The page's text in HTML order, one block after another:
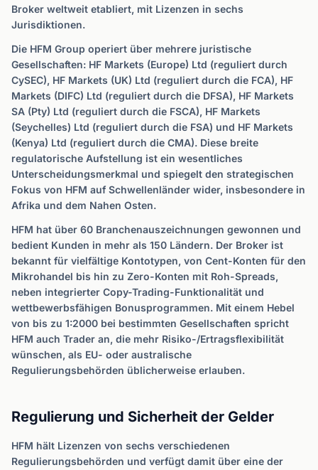
Broker weltweit etabliert, mit Lizenzen in sechs
Jurisdiktionen.
Die HFM Group operiert über mehrere juristische
Gesellschaften: HF Markets (Europe) Ltd (reguliert durch
CySEC), HF Markets (UK) Ltd (reguliert durch die FCA), HF
Markets (DIFC) Ltd (reguliert durch die DFSA), HF Markets
SA (Pty) Ltd (reguliert durch die FSCA), HF Markets
(Seychelles) Ltd (reguliert durch die FSA) und HF Markets
(Kenya) Ltd (reguliert durch die CMA). Diese breite
regulatorische Aufstellung ist ein wesentliches
Unterscheidungsmerkmal und spiegelt den strategischen
Fokus von HFM auf Schwellenländer wider, insbesondere in
Afrika und dem Nahen Osten.
HFM hat über 60 Branchenauszeichnungen gewonnen und
bedient Kunden in mehr als 150 Ländern. Der Broker ist
bekannt für vielfältige Kontotypen, von Cent-Konten für den
Mikrohandel bis hin zu Zero-Konten mit Roh-Spreads,
neben integrierter Copy-Trading-Funktionalität und
wettbewerbsfähigen Bonusprogrammen. Mit einem Hebel
von bis zu 1:2000 bei bestimmten Gesellschaften spricht
HFM auch Trader an, die mehr Risiko-/Ertragsflexibilität
wünschen, als EU- oder australische
Regulierungsbehörden üblicherweise erlauben.
Regulierung und Sicherheit der Gelder
HFM hält Lizenzen von sechs verschiedenen
Regulierungsbehörden und verfügt damit über eine der